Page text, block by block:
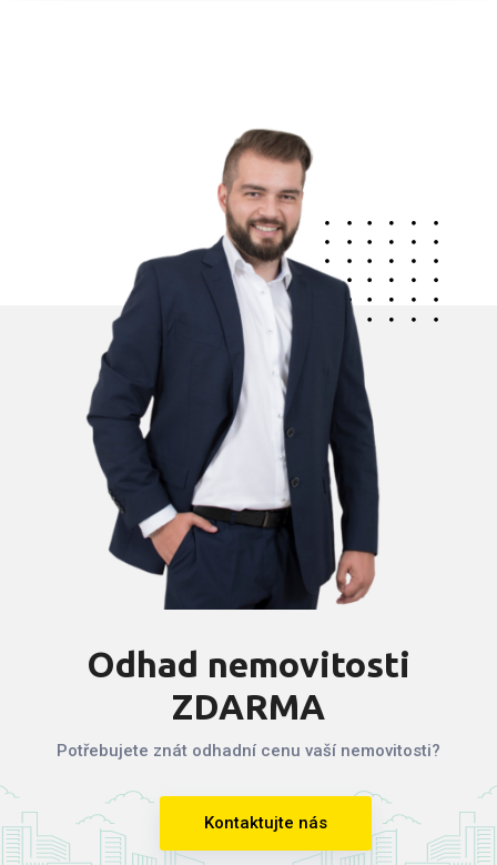
Odhad nemovitosti
ZDARMA
Potřebujete znát odhadní cenu vaší nemovitosti?
Kontaktujte nás